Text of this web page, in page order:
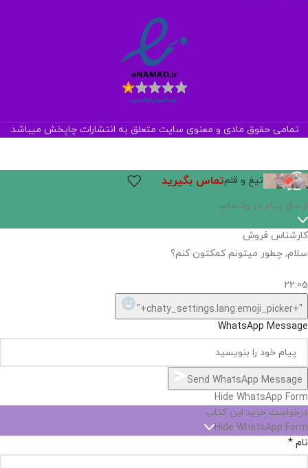
تمامی حقوق مادی و معنوی سایت متعلق به انتشارات چاپخش میباشد.
تیغ و قلمتماس بگیرید
ارسال پیام در واتساپ
کارشناس فروش
سلام, چطور میتونم کمکتون کنم؟
22:05
"+chaty_settings.lang.emoji_picker+"
WhatsApp Message
Send WhatsApp Message
Hide WhatsApp Form
درخواست خرید این کتاب
Hide WhatsApp Form
نام *